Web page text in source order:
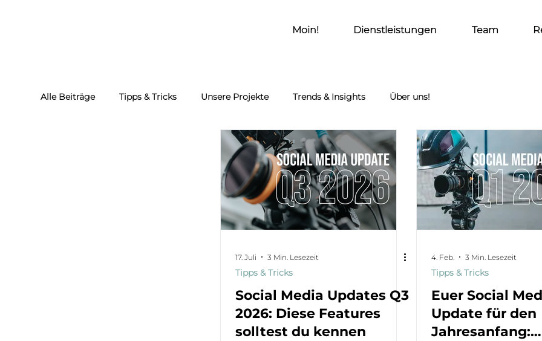
Moin! Dienstleistungen Team
Alle Beiträge Tipps & Tricks Unsere Projekte Trends & Insights Über uns!
17. Juli 3 Min. Lesezeit
Tipps & Tricks
Social Media Updates Q3
2026: Diese Features
solltest du kennen
4. Feb. 3 Min. Lesezeit
Tipps & Tricks
Euer Social
Update für den
Jahresanfang: